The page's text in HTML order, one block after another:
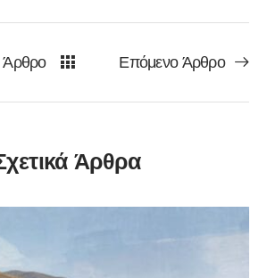
Άρθρο Επόμενο Άρθρο
Άρθρα